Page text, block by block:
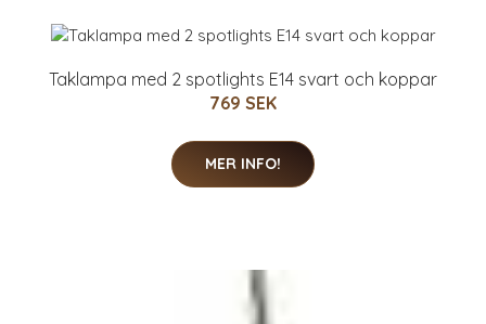
Taklampa med 2 spotlights E14 svart och koppar
769 SEK
MER INFO!